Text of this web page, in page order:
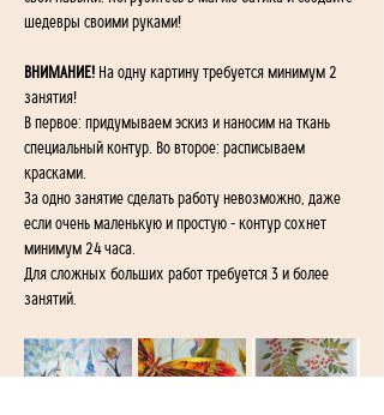
шедевры своими руками!
ВНИМАНИЕ! На одну картину требуется минимум 2
занятия!
В первое: придумываем эскиз и наносим на ткань
специальный контур. Во второе: расписываем
красками.
За одно занятие сделать работу невозможно, даже
если очень маленькую и простую - контур сохнет
минимум 24 часа.
Для сложных больших работ требуется 3 и более
занятий.